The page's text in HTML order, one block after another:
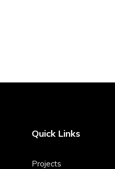
Quick Links
Projects